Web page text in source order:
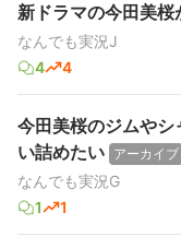
新ドラマの今田美
なんでも実況J
4
4
今田美桜のジムやシ
い詰めたい アーカイブ
なんでも実況G
1
1